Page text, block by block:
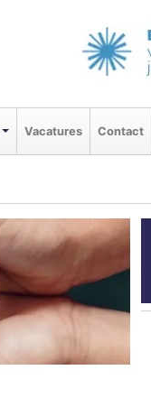
Vacatures Contact